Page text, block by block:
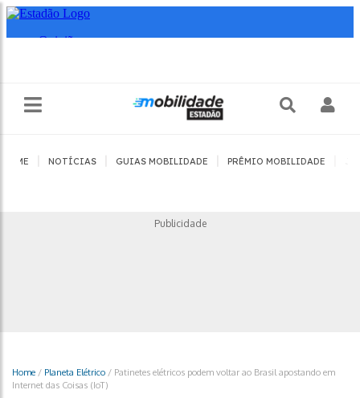
HOME NOTÍCIAS GUIAS MOBILIDADE PRÊMIO MOBILIDADE
Publicidade
Home / Planeta Elétrico / Patinetes elétricos podem voltar ao Brasil apostando em
Internet das Coisas (IoT)